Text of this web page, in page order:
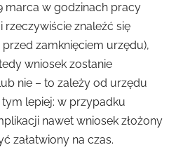
marca w godzinach pracy
rzeczywiście znaleźć się
zamknięciem urzędu),
wniosek zostanie
nie – to zależy od urzędu
lepiej: w przypadku
nawet wniosek złożony
załatwiony na czas.